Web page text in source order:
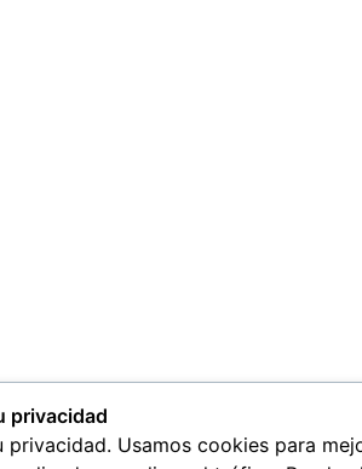
privacidad
privacidad. Usamos cookies para